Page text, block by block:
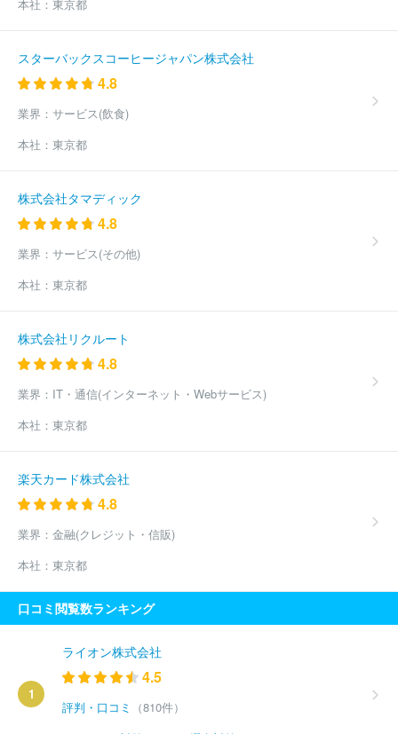
本社： 東京都
スターバックスコーヒージャパン株式会社
4.8
業界： サービス(飲食)
本社： 東京都
株式会社タマディック
4.8
業界： サービス(その他)
本社： 東京都
株式会社リクルート
4.8
業界： IT・通信(インターネット・Webサービス)
本社： 東京都
楽天カード株式会社
4.8
業界： 金融(クレジット・信販)
本社： 東京都
口コミ閲覧数ランキング
1
ライオン株式会社
4.5
評判・口コミ
（810件）